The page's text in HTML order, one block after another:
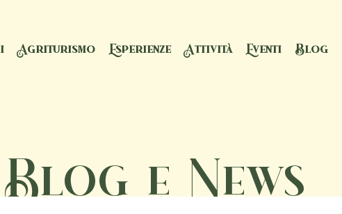
Agriturismo Esperienze Attività Eventi Blog
Blog e News